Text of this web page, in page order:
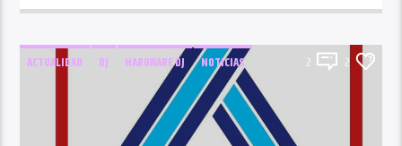
ACTUALIDAD DJ HARDWARE DJ
NOTICIAS
TECNOLOGÍA DJ
2 2